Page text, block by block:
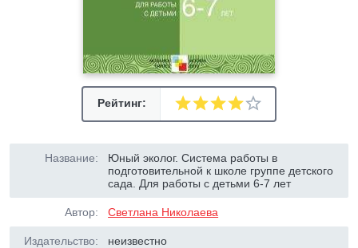
Рейтинг:
Название:
Юный эколог. Система работы в
подготовительной к школе группе детского
сада. Для работы с детьми 6-7 лет
Автор: Светлана Николаева
Издательство: неизвестно